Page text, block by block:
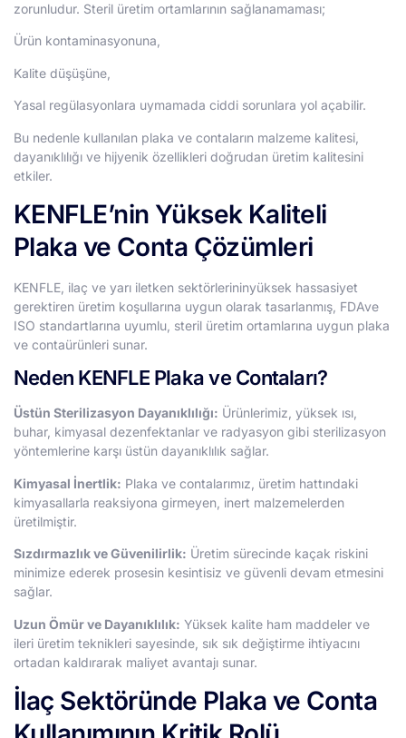
zorunludur. Steril üretim ortamlarının sağlanamaması;
Ürün kontaminasyonuna,
Kalite düşüşüne,
Yasal regülasyonlara uymamada ciddi sorunlara yol açabilir.
Bu nedenle kullanılan plaka ve contaların malzeme kalitesi,
dayanıklılığı ve hijyenik özellikleri doğrudan üretim kalitesini
etkiler.
KENFLE’nin Yüksek Kaliteli
Plaka ve Conta Çözümleri
KENFLE, ilaç ve yarı iletken sektörlerininyüksek hassasiyet
gerektiren üretim koşullarına uygun olarak tasarlanmış, FDAve
ISO standartlarına uyumlu, steril üretim ortamlarına uygun plaka
ve contaürünleri sunar.
Neden KENFLE Plaka ve Contaları?
Üstün Sterilizasyon Dayanıklılığı: Ürünlerimiz, yüksek ısı,
buhar, kimyasal dezenfektanlar ve radyasyon gibi sterilizasyon
yöntemlerine karşı üstün dayanıklılık sağlar.
Kimyasal İnertlik: Plaka ve contalarımız, üretim hattındaki
kimyasallarla reaksiyona girmeyen, inert malzemelerden
üretilmiştir.
Sızdırmazlık ve Güvenilirlik: Üretim sürecinde kaçak riskini
minimize ederek prosesin kesintisiz ve güvenli devam etmesini
sağlar.
Uzun Ömür ve Dayanıklılık: Yüksek kalite ham maddeler ve
ileri üretim teknikleri sayesinde, sık sık değiştirme ihtiyacını
ortadan kaldırarak maliyet avantajı sunar.
İlaç Sektöründe Plaka ve Conta